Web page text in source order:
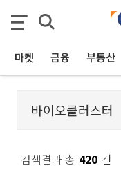
마켓 금융 부동산
검색결과 총 420 건